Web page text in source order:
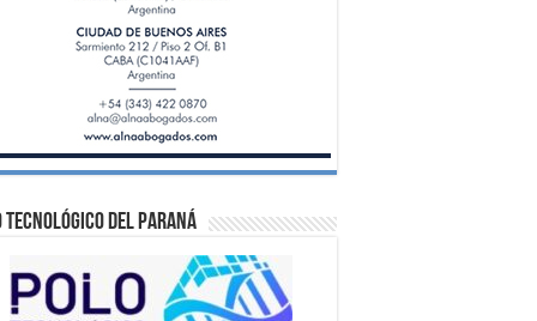
Tecnológico del Paraná